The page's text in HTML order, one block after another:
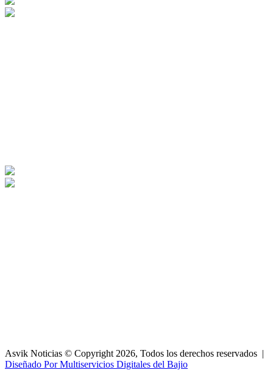
Asvik Noticias © Copyright 2026, Todos los derechos reservados |
Diseñado Por Multiservicios Digitales del Bajio